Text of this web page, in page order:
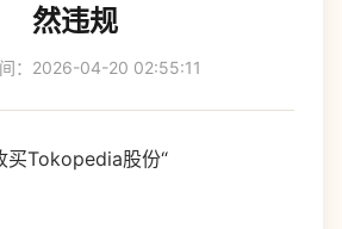
然违规
：2026-04-20 02:55:11
买Tokopedia股份“